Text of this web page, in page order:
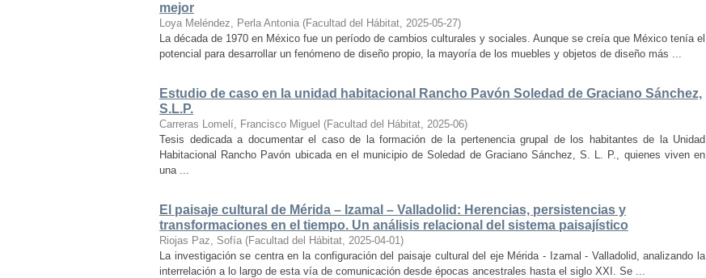
mejor
Loya Meléndez, Perla Antonia (Facultad del Hábitat, 2025-05-27)
La década de 1970 en México fue un período de cambios culturales y sociales. Aunque se creía que México tenía el
potencial para desarrollar un fenómeno de diseño propio, la mayoría de los muebles y objetos de diseño más ...
Estudio de caso en la unidad habitacional Rancho Pavón Soledad de Graciano Sánchez,
S.L.P.
Carreras Lomelí, Francisco Miguel (Facultad del Hábitat, 2025-06)
Tesis dedicada a documentar el caso de la formación de la pertenencia grupal de los habitantes de la Unidad
Habitacional Rancho Pavón ubicada en el municipio de Soledad de Graciano Sánchez, S. L. P., quienes viven en
una ...
El paisaje cultural de Mérida – Izamal – Valladolid: Herencias, persistencias y
transformaciones en el tiempo. Un análisis relacional del sistema paisajístico
Riojas Paz, Sofía (Facultad del Hábitat, 2025-04-01)
La investigación se centra en la configuración del paisaje cultural del eje Mérida - Izamal - Valladolid, analizando la
interrelación a lo largo de esta vía de comunicación desde épocas ancestrales hasta el siglo XXI. Se ...